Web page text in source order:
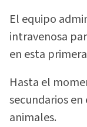
El equipo
intravenosa
en esta
Hasta el
secundarios
animales.